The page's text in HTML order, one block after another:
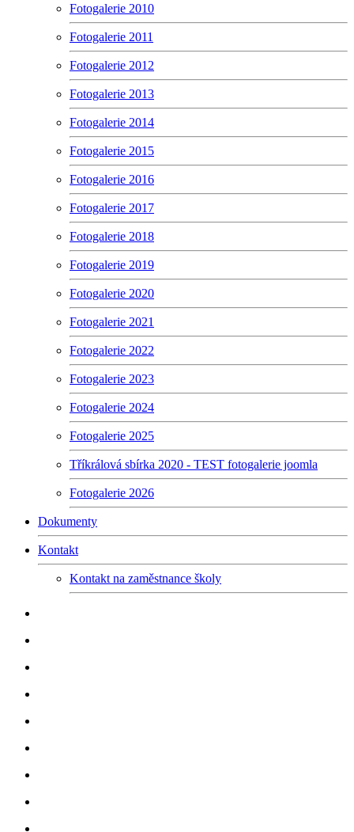
Fotogalerie 2010
Fotogalerie 2011
Fotogalerie 2012
Fotogalerie 2013
Fotogalerie 2014
Fotogalerie 2015
Fotogalerie 2016
Fotogalerie 2017
Fotogalerie 2018
Fotogalerie 2019
Fotogalerie 2020
Fotogalerie 2021
Fotogalerie 2022
Fotogalerie 2023
Fotogalerie 2024
Fotogalerie 2025
Tříkrálová sbírka 2020 - TEST fotogalerie joomla
Fotogalerie 2026
Dokumenty
Kontakt
Kontakt na zaměstnance školy